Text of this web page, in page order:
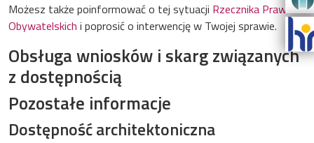
Możesz także poinformować o tej sytuacji Rzecznika Praw
Obywatelskich i poprosić o interwencję w Twojej sprawie.
Obsługa wniosków i skarg związanych
z dostępnością
Pozostałe informacje
Dostępność architektoniczna